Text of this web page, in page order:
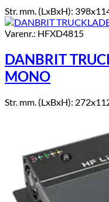
Str. mm. (LxBxH):
Varenr.: HFXD4815
DANBRIT
MONO
Str. mm. (LxBxH):